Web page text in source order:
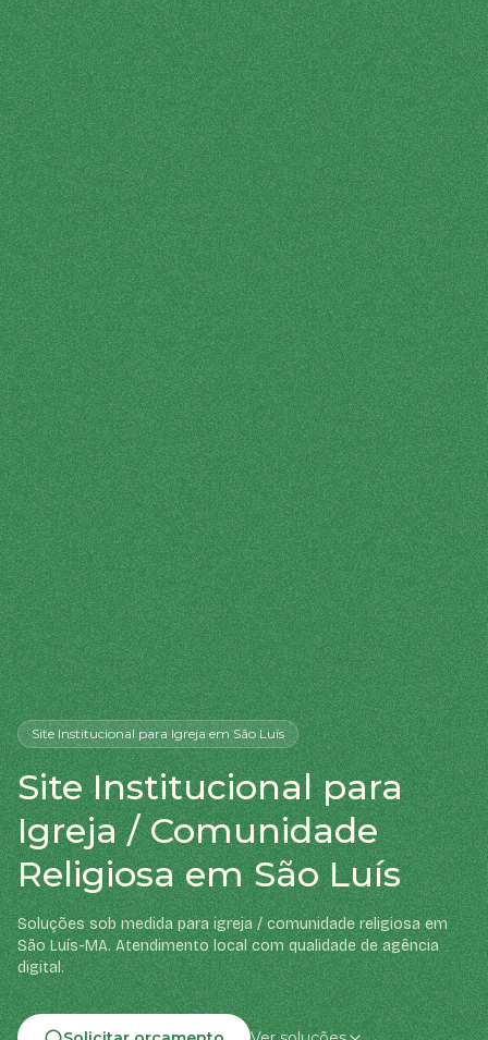
Site Institucionalpara Igrejaem São Luís
Site Institucional para
Igreja / Comunidade
Religiosa em São Luís
Soluções sob medida para igreja / comunidade religiosa em
São Luís-MA. Atendimento local com qualidade de agência
digital.